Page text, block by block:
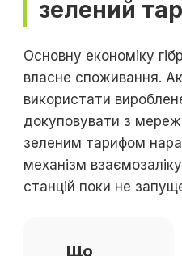
зелений
Основну економіку
власне споживання.
використати
докуповувати з
зеленим тарифом
механізм
станцій поки не
Що